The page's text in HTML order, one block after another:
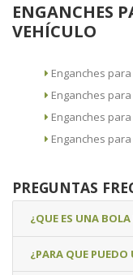
ENGANCHES
VEHÍCULO
Enganches
Enganches
Enganches
Enganches
PREGUNTAS
¿QUE ES UNA
¿PARA QUE PUEDO